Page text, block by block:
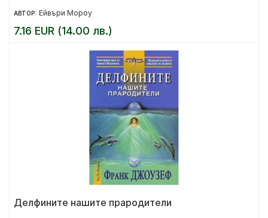
АВТОР: Ейвъри Мороу
7.16 EUR (14.00 лв.)
Делфините нашите прародители